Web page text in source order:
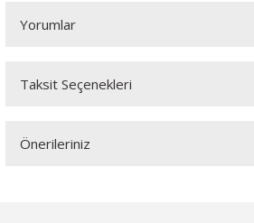
Yorumlar
Taksit Seçenekleri
Önerileriniz